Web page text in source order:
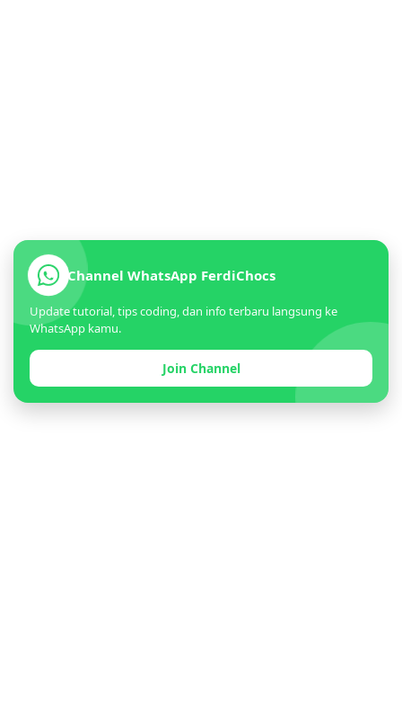
Channel WhatsApp FerdiChocs
Update tutorial, tips coding, dan info terbaru langsung ke
WhatsApp kamu.
Join Channel